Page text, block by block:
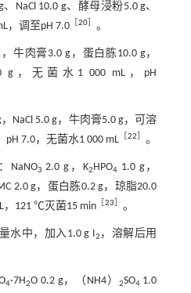
NaCl 10.0 g、酵母浸粉5.0 g、
，调至pH 7.0［ 20］ 。
牛肉膏3.0 g，蛋白胨10.0 g，
g，无菌水1 000 mL，pH
NaCl 5.0 g，牛肉膏5.0 g，可溶
7.0，无菌水1 000 mL
22 。
NaNO3 2.0 g，K2HPO41.0 g，
2.0 g，蛋白胨0.2 g，琼脂20.0
，121 ℃灭菌15 min［ 23 。
水中，加入1.0 g I2 ，溶解后用
4·7H2O 0.2 g，（NH4） 2SO41.0